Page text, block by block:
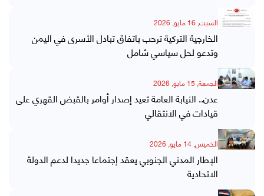
السبت, 16 مايو, 2026
الخارجية التركية ترحب باتفاق تبادل الأسرى في اليمن
وتدعو لحل سياسي شامل
الجمعة, 15 مايو, 2026
عدن.. النيابة العامة تعيد إصدار أوامر بالقبض القهري على
قيادات في الانتقالي
الخميس, 14 مايو, 2026
الإطار المدني الجنوبي يعقد إجتماعا جديدا لدعم الدولة
الاتحادية